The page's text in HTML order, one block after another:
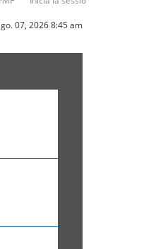
07, 2026 8:45 am